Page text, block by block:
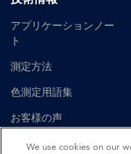
アプリケーションノー
ト
測定方法
色測定用語集
お客様の声
ユーザーマニュアル
We use cookies on our